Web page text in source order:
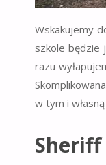
Wskakujemy
szkole będzie
razu
w tym i